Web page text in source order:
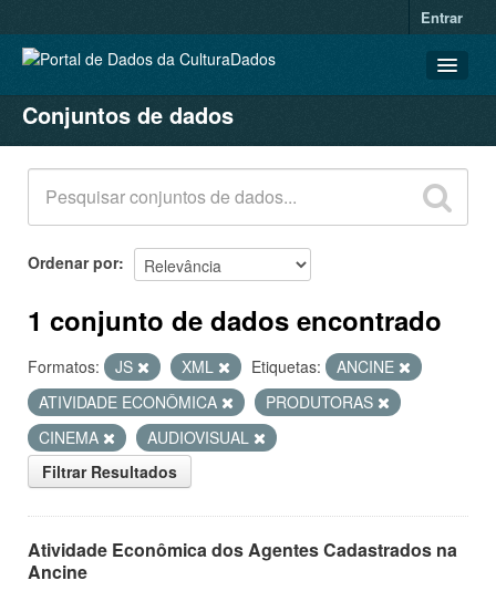
Entrar
CONJUNTOS DE DADOS
ORGANIZAÇÕES
GRUPOS
SOBRE
Conjuntos de dados
Ordenar por
1 conjunto de dados encontrado
Formatos: JS XML Etiquetas:
ANCINE
ATIVIDADE ECONÔMICA
PRODUTORAS
CINEMA
AUDIOVISUAL
Filtrar Resultados
Atividade Econômica dos Agentes Cadastrados na
Ancine